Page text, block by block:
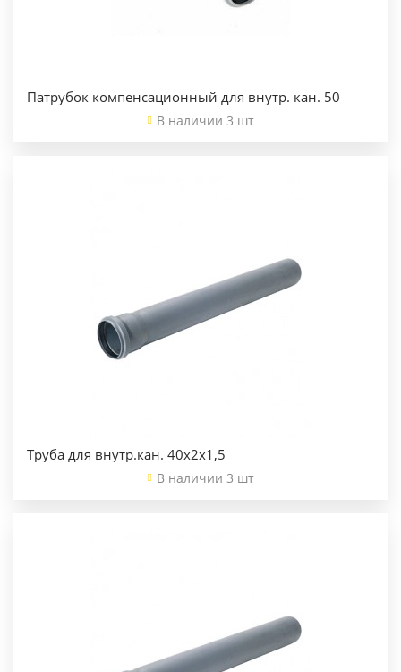
Патрубок компенсационный для внутр. кан. 50
В наличии 3 шт
Труба для внутр.кан. 40х2х1,5
В наличии 3 шт